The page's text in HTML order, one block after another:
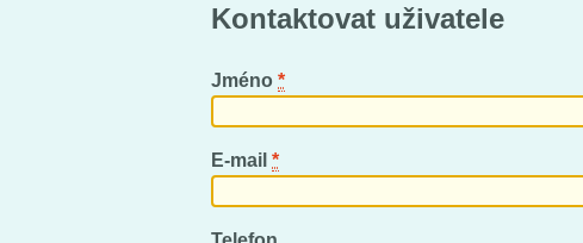
Kontaktovat uživatele
Jméno *
E-mail *